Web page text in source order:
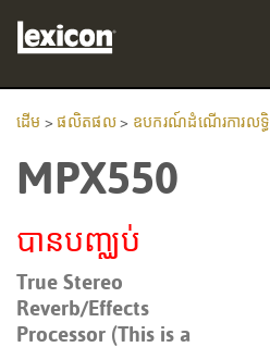
ផលិតផល
កន្លែងទិញ
បណ្ដុះបណ្ដាល
ដើម >ផលិតផល> ឧបករណ៍ដំណើរការលទ្ធិ
MPX550
បានបញ្ឈប់
True Stereo
Reverb/Effects
Processor (This is a